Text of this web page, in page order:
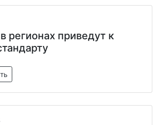
регионах приведут к